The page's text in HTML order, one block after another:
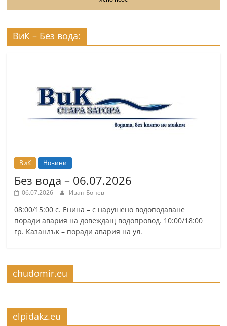
ВиК – Без вода:
ВиК Новини
Без вода – 06.07.2026
06.07.2026 Иван Бонев
08:00/15:00 с. Енина – с нарушено водоподаване
поради авария на довеждащ водопровод. 10:00/18:00
гр. Казанлък – поради авария на ул.
chudomir.eu
elpidakz.eu